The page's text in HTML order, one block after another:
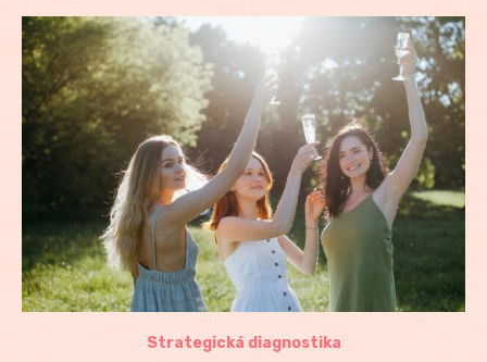
Strategická diagnostika